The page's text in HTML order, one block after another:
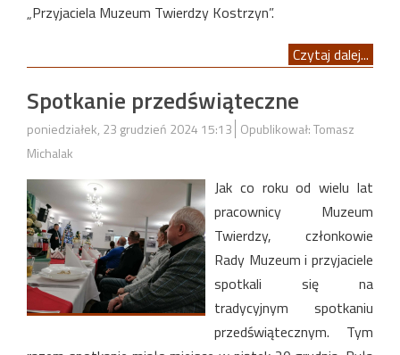
„Przyjaciela Muzeum Twierdzy Kostrzyn”.
Czytaj dalej...
Spotkanie przedświąteczne
poniedziałek, 23 grudzień 2024 15:13 Opublikował: Tomasz
Michalak
Jak co roku od wielu lat
pracownicy Muzeum
Twierdzy, członkowie
Rady Muzeum i przyjaciele
spotkali się na
tradycyjnym spotkaniu
przedświątecznym. Tym